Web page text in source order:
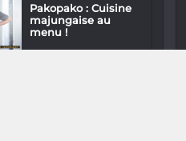
Pakopako : Cuisine
majungaise au
menu !